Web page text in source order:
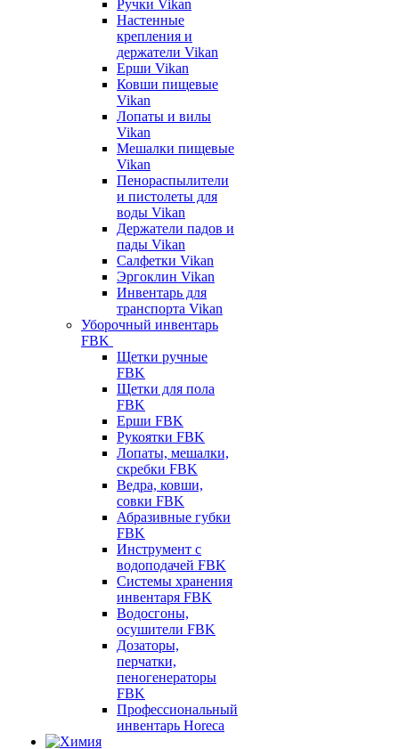
Ручки Vikan
Настенные
крепления и
держатели Vikan
Ерши Vikan
Ковши пищевые
Vikan
Лопаты и вилы
Vikan
Мешалки пищевые
Vikan
Пенораспылители
и пистолеты для
воды Vikan
Держатели падов и
пады Vikan
Салфетки Vikan
Эргоклин Vikan
Инвентарь для
транспорта Vikan
Уборочный инвентарь
FBK
Щетки ручные
FBK
Щетки для пола
FBK
Ерши FBK
Рукоятки FBK
Лопаты, мешалки,
скребки FBK
Ведра, ковши,
совки FBK
Абразивные губки
FBK
Инструмент с
водоподачей FBK
Системы хранения
инвентаря FBK
Водосгоны,
осушители FBK
Дозаторы,
перчатки,
пеногенераторы
FBK
Профессиональный
инвентарь Horeca